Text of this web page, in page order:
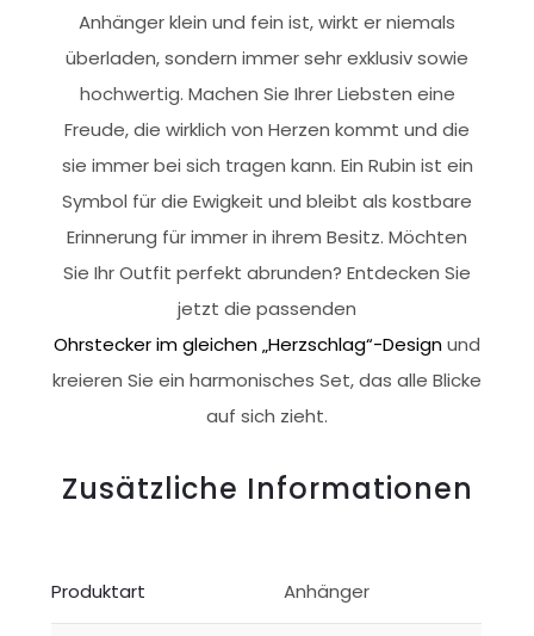
Anhänger klein und fein ist, wirkt er niemals
überladen, sondern immer sehr exklusiv sowie
hochwertig. Machen Sie Ihrer Liebsten eine
Freude, die wirklich von Herzen kommt und die
sie immer bei sich tragen kann. Ein Rubin ist ein
Symbol für die Ewigkeit und bleibt als kostbare
Erinnerung für immer in ihrem Besitz. Möchten
Sie Ihr Outfit perfekt abrunden? Entdecken Sie
jetzt die passenden
Ohrstecker im gleichen „Herzschlag“-Designund
kreieren Sie ein harmonisches Set, das alle Blicke
auf sich zieht.
Zusätzliche Informationen
Produktart Anhänger